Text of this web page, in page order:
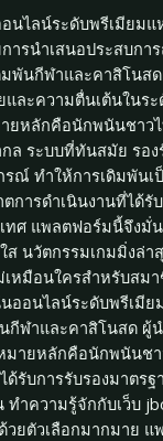
ไลน์ระดับพรีเมียมแ
ารนำเสนอประสบกา
พันกีฬาและคาสิโนส
ละความตื่นเต้นในร
ยหลักคือนักพนันชาว
ล ระบบที่ทันสมัย รอง
ณ์ ทำให้การเดิมพันเ
ารดำเนินงานที่ได้รั
ทศ แพลตฟอร์มนี้จึงมั่
ส นวัตกรรมเกมมิ่งล่า
หมือนใครสำหรับสม
อนไลน์ระดับพรีเมีย
กีฬาและคาสิโนสด ผู้
มายหลักคือนักพนันช
รับการรับรองมาตร
ทำความรู้จักกับเว็บ
ยตัวเลือกมากมาย แ